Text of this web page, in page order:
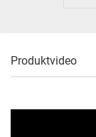
Produktvideo